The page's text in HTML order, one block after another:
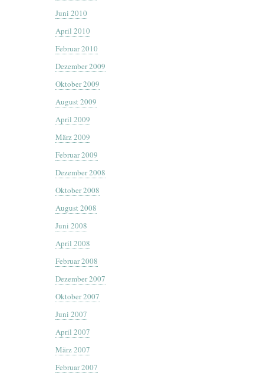
Juni 2010
April 2010
Februar 2010
Dezember 2009
Oktober 2009
August 2009
April 2009
März 2009
Februar 2009
Dezember 2008
Oktober 2008
August 2008
Juni 2008
April 2008
Februar 2008
Dezember 2007
Oktober 2007
Juni 2007
April 2007
März 2007
Februar 2007